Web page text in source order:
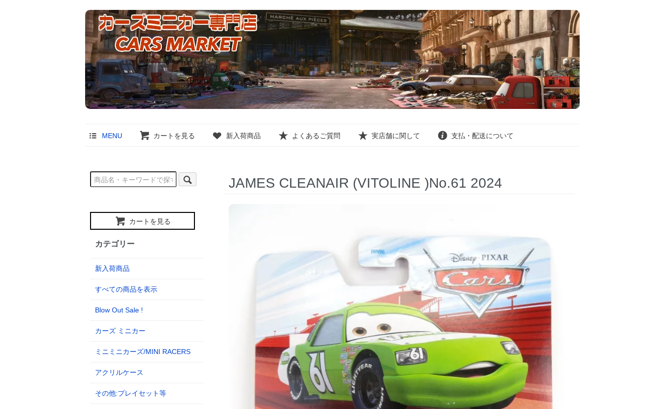
MENU カートを見る 新入荷商品 よくあるご質問 実店舗に関して 支払・配送について
JAMES CLEANAIR (VITOLINE )No.61 2024
カートを見る
カテゴリー
新入荷商品
すべての商品を表示
Blow Out Sale !
カーズ ミニカー
ミニミニカーズ/MINI RACERS
アクリルケース
その他:プレイセット等